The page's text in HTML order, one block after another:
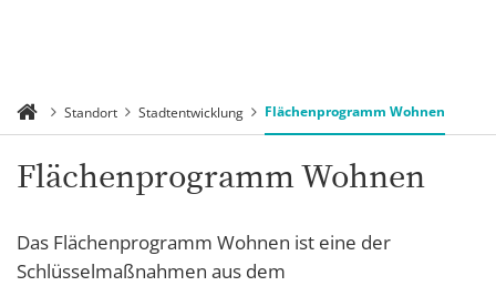
Standort Stadtentwicklung Flächenprogramm Wohnen
Flächenprogramm Wohnen
Das Flächenprogramm Wohnen ist eine der
Schlüsselmaßnahmen aus dem